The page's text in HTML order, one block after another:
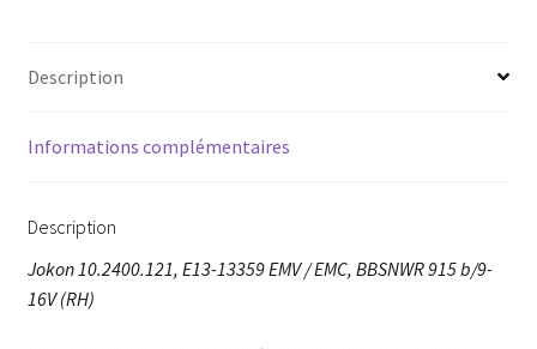
Description
Informations complémentaires
Description
Jokon 10.2400.121, E13-13359 EMV / EMC, BBSNWR 915 b/9-
16V (RH)